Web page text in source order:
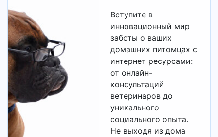
Вступите в
инновационный мир
заботы о ваших
домашних питомцах с
интернет ресурсами:
от онлайн-
консультаций
ветеринаров до
уникального
социального опыта.
Не выходя из дома